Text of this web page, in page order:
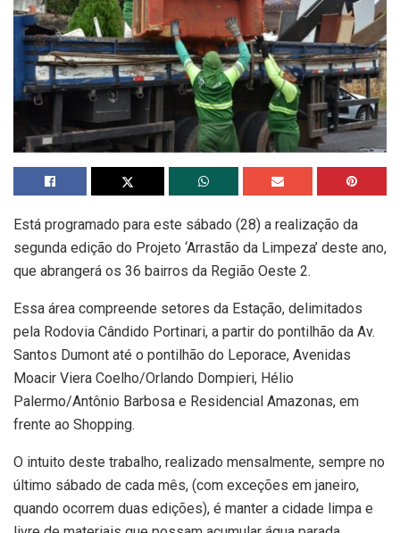
Está programado para este sábado (28) a realização da
segunda edição do Projeto ‘Arrastão da Limpeza’ deste ano,
que abrangerá os 36 bairros da Região Oeste 2.
Essa área compreende setores da Estação, delimitados
pela Rodovia Cândido Portinari, a partir do pontilhão da Av.
Santos Dumont até o pontilhão do Leporace, Avenidas
Moacir Viera Coelho/Orlando Dompieri, Hélio
Palermo/Antônio Barbosa e Residencial Amazonas, em
frente ao Shopping.
O intuito deste trabalho, realizado mensalmente, sempre no
último sábado de cada mês, (com exceções em janeiro,
quando ocorrem duas edições), é manter a cidade limpa e